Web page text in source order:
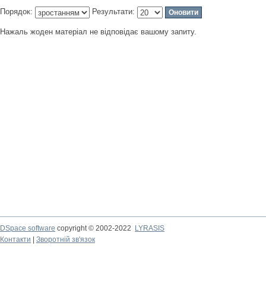
Порядок: Результати:
Нажаль жоден матеріал не відповідає вашому запиту.
DSpace software copyright © 2002-2022
LYRASIS
Контакти
Зворотній зв'язок